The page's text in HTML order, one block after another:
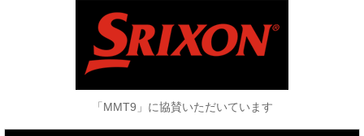
「MMT9」に協賛いただいています